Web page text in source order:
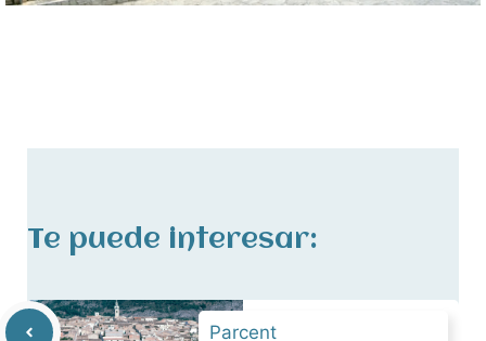
Te puede interesar:
Parcent